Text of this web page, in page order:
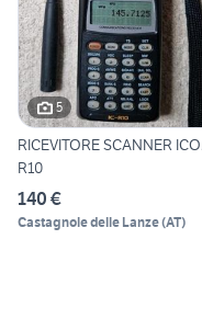
5
RICEVITORE SCANNER
R10
140 €
Castagnole delle Lanze(AT)